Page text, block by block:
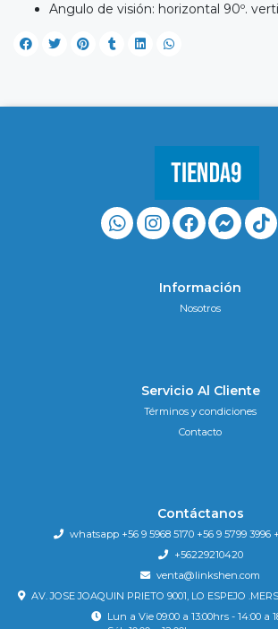
Angulo de visión: horizontal 90º.
Información
Nosotros
Servicio Al Cliente
Términos y condiciones
Contacto
Contáctanos
whatsapp +56 9 5968 5170 +56 9 5799 3996
+56229210420
venta@linkshen.com
AV. JOSE JOAQUIN PRIETO 9001, LO ESPEJO
Lun a Vie 09:00 a 13:00hrs - 14:00 a